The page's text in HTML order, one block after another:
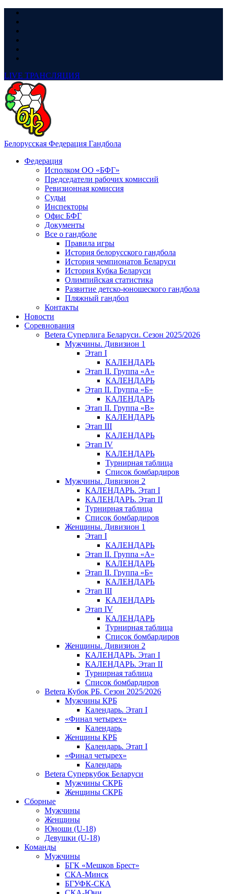
LIVE ТРАНСЛЯЦИЯ
Белорусская Федерация Гандбола
Федерация
Исполком ОО «БФГ»
Председатели рабочих комиссий
Ревизионная комиссия
Судьи
Инспекторы
Офис БФГ
Документы
Все о гандболе
Правила игры
История белорусского гандбола
История чемпионатов Беларуси
История Кубка Беларуси
Олимпийская статистика
Развитие детско-юношеского гандбола
Пляжный гандбол
Контакты
Новости
Соревнования
Betera Суперлига Беларуси. Сезон 2025/2026
Мужчины. Дивизион 1
Этап I
КАЛЕНДАРЬ
Этап II. Группа «А»
КАЛЕНДАРЬ
Этап II. Группа «Б»
КАЛЕНДАРЬ
Этап II. Группа «В»
КАЛЕНДАРЬ
Этап III
КАЛЕНДАРЬ
Этап IV
КАЛЕНДАРЬ
Турнирная таблица
Список бомбардиров
Мужчины. Дивизион 2
КАЛЕНДАРЬ. Этап I
КАЛЕНДАРЬ. Этап II
Турнирная таблица
Список бомбардиров
Женщины. Дивизион 1
Этап I
КАЛЕНДАРЬ
Этап II. Группа «А»
КАЛЕНДАРЬ
Этап II. Группа «Б»
КАЛЕНДАРЬ
Этап III
КАЛЕНДАРЬ
Этап IV
КАЛЕНДАРЬ
Турнирная таблица
Список бомбардиров
Женщины. Дивизион 2
КАЛЕНДАРЬ. Этап I
КАЛЕНДАРЬ. Этап II
Турнирная таблица
Список бомбардиров
Betera Кубок РБ. Сезон 2025/2026
Мужчины КРБ
Календарь. Этап I
«Финал четырех»
Календарь
Женщины КРБ
Календарь. Этап I
«Финал четырех»
Календарь
Betera Суперкубок Беларуси
Мужчины СКРБ
Женщины СКРБ
Сборные
Мужчины
Женщины
Юноши (U-18)
Девушки (U-18)
Команды
Мужчины
БГК «Мешков Брест»
СКА-Минск
БГУФК-СКА